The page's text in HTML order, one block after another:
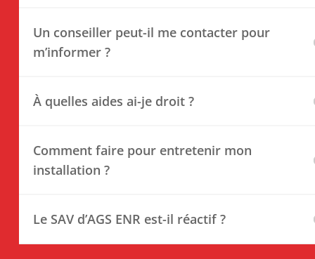
Un conseiller peut-il me contacter pour
m’informer ?
À quelles aides ai-je droit ?
Comment faire pour entretenir mon
installation ?
Le SAV d’AGS ENR est-il réactif ?